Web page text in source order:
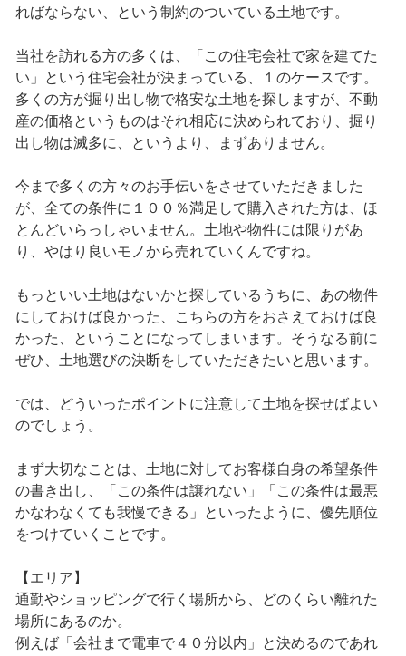
ればならない、という制約のついている土地です。
当社を訪れる方の多くは、「この住宅会社で家を建てた
い」という住宅会社が決まっている、１のケースです。
多くの方が掘り出し物で格安な土地を探しますが、不動
産の価格というものはそれ相応に決められており、掘り
出し物は滅多に、というより、まずありません。
今まで多くの方々のお手伝いをさせていただきました
が、全ての条件に１００％満足して購入された方は、ほ
とんどいらっしゃいません。土地や物件には限りがあ
り、やはり良いモノから売れていくんですね。
もっといい土地はないかと探しているうちに、あの物件
にしておけば良かった、こちらの方をおさえておけば良
かった、ということになってしまいます。そうなる前に
ぜひ、土地選びの決断をしていただきたいと思います。
では、どういったポイントに注意して土地を探せばよい
のでしょう。
まず大切なことは、土地に対してお客様自身の希望条件
の書き出し、「この条件は譲れない」「この条件は最悪
かなわなくても我慢できる」といったように、優先順位
をつけていくことです。
【エリア】
通勤やショッピングで行く場所から、どのくらい離れた
場所にあるのか。
例えば「会社まで電車で４０分以内」と決めるのであれ